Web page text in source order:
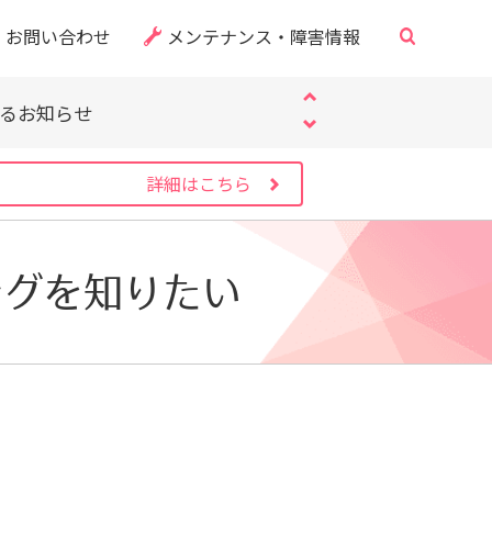
お問い合わせ メンテナンス・障害情報
・CVE-2026-60137）
お知らせ
サイト」にご注意ください
お知らせ
詳細はこちら
を知りたい